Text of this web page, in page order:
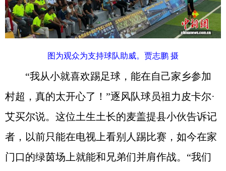
图为观众为支持球队助威。贾志鹏 摄
“我从小就喜欢踢足球，能在自己家乡参加
村超，真的太开心了！”逐风队球员祖力皮卡尔·
艾买尔说。这位土生土长的麦盖提县小伙告诉记
者，以前只能在电视上看别人踢比赛，如今在家
门口的绿茵场上就能和兄弟们并肩作战。“我们